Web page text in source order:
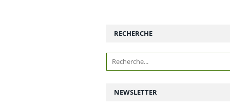
NEWSLETTER
RECHERCHE